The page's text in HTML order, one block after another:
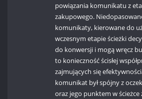
powiązania komunikatu z
zakupowego.
komunikaty, kierowane do
wczesnym etapie ścieżki
do konwersji i mogą wręcz
to konieczność ścisłej
zajmujących się
komunikat był spójny z
oraz jego punktem w ścieżce